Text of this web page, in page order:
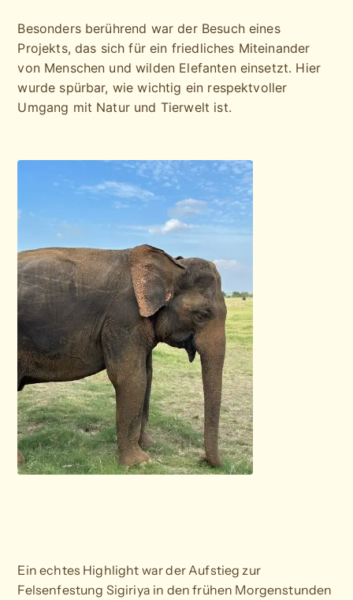
Besonders berührend war der Besuch eines
Projekts, das sich für ein friedliches Miteinander
von Menschen und wilden Elefanten einsetzt. Hier
wurde spürbar, wie wichtig ein respektvoller
Umgang mit Natur und Tierwelt ist.
Ein echtes Highlight war der Aufstieg zur
Felsenfestung Sigiriya in den frühen Morgenstunden